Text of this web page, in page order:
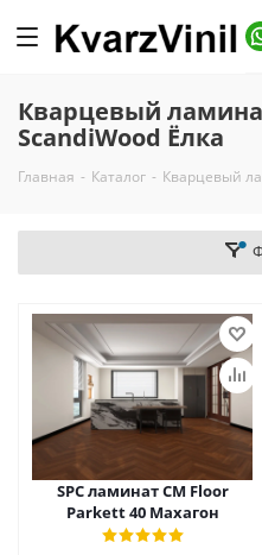
Кварцевый
ScandiWood Ёлка
Главная - Каталог - Кварцевый
SPC ламинат CM Floor
Parkett 40 Махагон